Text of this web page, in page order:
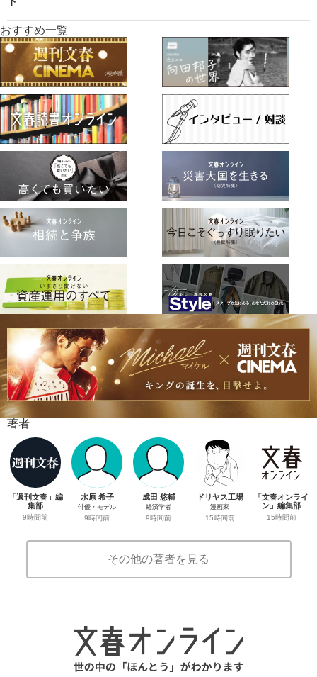
おすすめ一覧
著者
「週刊文春」編
集部
9時間前
水原 希子
俳優・モデル
9時間前
成田 悠輔
経済学者
9時間前
ドリヤス工場
漫画家
15時間前
「文春オンライ
ン」編集部
15時間前
その他の著者を見る